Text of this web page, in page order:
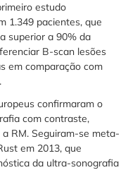
estudo
1.349 pacientes, que
superior a 90% da
B-scan lesões
em comparação com
confirmaram o
com contraste,
RM. Seguiram-se meta-
em 2013, que
da ultra-sonografia